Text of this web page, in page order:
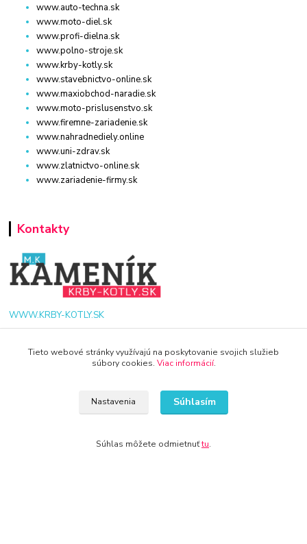
www.auto-techna.sk
www.moto-diel.sk
www.profi-dielna.sk
www.polno-stroje.sk
www.krby-kotly.sk
www.stavebnictvo-online.sk
www.maxiobchod-naradie.sk
www.moto-prislusenstvo.sk
www.firemne-zariadenie.sk
www.nahradnediely.online
www.uni-zdrav.sk
www.zlatnictvo-online.sk
www.zariadenie-firmy.sk
Kontakty
WWW.KRBY-KOTLY.SK
Tieto webové stránky využívajú na poskytovanie svojich služieb
súbory cookies. Viac informácií.
Nastavenia Súhlasím
Súhlas môžete odmietnuťtu.